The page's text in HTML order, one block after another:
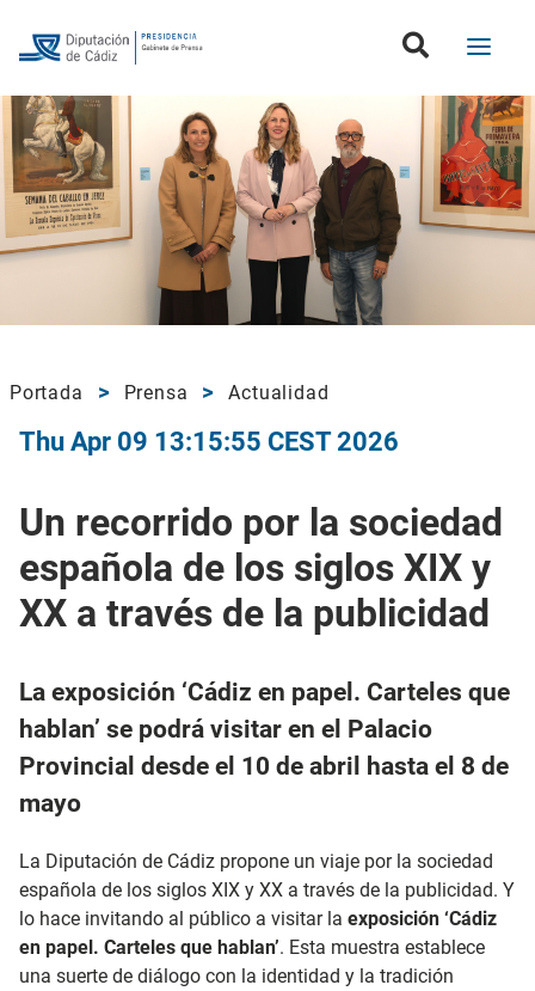
Portada Prensa Actualidad
Thu Apr 09 13:15:55 CEST 2026
Un recorrido por la sociedad
española de los siglos XIX y
XX a través de la publicidad
La exposición ‘Cádiz en papel. Carteles que
hablan’ se podrá visitar en el Palacio
Provincial desde el 10 de abril hasta el 8 de
mayo
La Diputación de Cádiz propone un viaje por la sociedad
española de los siglos XIX y XX a través de la publicidad. Y
lo hace invitando al público a visitar la exposición ‘Cádiz
en papel. Carteles que hablan’. Esta muestra establece
una suerte de diálogo con la identidad y la tradición